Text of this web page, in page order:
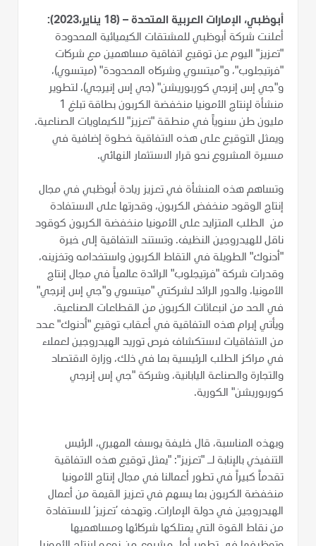
أبوظبي، الإمارات العربية المتحدة – (18 يناير،2023):
أعلنت شركة أبوظبي للمشتقات الكيميائية المحدودة
"تعزيز" اليوم عن توقيع اتفاقية مساهمين مع شركات
"فرتيجلوب"، و"ميتسوي وشركاه المحدودة" (ميتسوي)،
و"جي إس إنرجي كوربوريشن" (جي إس إنيرجي)، لتطوير
منشأة لإنتاج الأمونيا منخفضة الكربون بطاقة تبلغ 1
مليون طن سنوياً في منطقة "تعزيز" للكيماويات الصناعية.
ويمثل التوقيع على هذه الاتفاقية خطوة إضافية في
مسيرة المشروع نحو قرار الاستثمار النهائي.
وتساهم هذه المنشأة في تعزيز ريادة أبوظبي في مجال
إنتاج الوقود منخفض الكربون، وقدرتها على الاستفادة
من الطلب المتزايد على الأمونيا منخفضة الكربون كوقود
ناقل للهيدروجين النظيف. وتستند الاتفاقية إلى خبرة
"أدنوك" الطويلة في التقاط الكربون واستخدامه وتخزينه،
وقدرات شركة "فرتيجلوب" الرائدة عالمياً في مجال إنتاج
الأمونيا، والدور الرائد لشركتي "ميتسوي و"جي إس إنرجي"
في الحد من انبعاثات الكربون من القطاعات الصناعية.
ويأتي إبرام هذه الاتفاقية في أعقاب توقيع "أدنوك" عدد
من الاتفاقيات لاستكشاف فرص توريد الهيدروجين لعملاء
في مراكز الطلب الرئيسية بما في ذلك، وزارة الاقتصاد
والتجارة والصناعة اليابانية، وشركة "جي إس إنرجي
كوربوريشن" الكورية.
وبهذه المناسبة، قال خليفة يوسف المهيري، الرئيس
التنفيذي بالإنابة لـ "تعزيز": "يمثل توقيع هذه الاتفاقية
تقدماً كبيراً في تطور أعمالنا في مجال إنتاج الأمونيا
منخفضة الكربون بما يسهم في تعزيز القيمة من أعمال
الهيدروجين في دولة الإمارات. وتهدف ’تعزيز‘ للاستفادة
من نقاط القوة التي يمتلكها شركائها ومساهميها